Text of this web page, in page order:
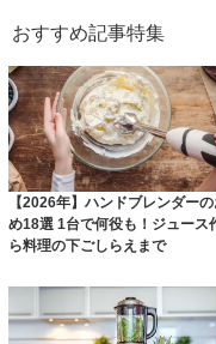
おすすめ記事特集
【2026年】ハンドブレンダー
め18選 1台で何役も！ジュース
ら料理の下ごしらえまで